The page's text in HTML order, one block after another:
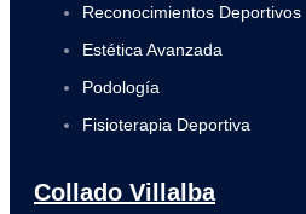
Reconocimientos Deportivos
Estética Avanzada
Podología
Fisioterapia Deportiva
Collado Villalba